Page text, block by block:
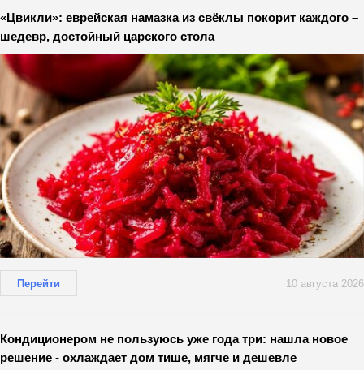
«Цвикли»: еврейская намазка из свёклы покорит каждого –
шедевр, достойный царского стола
Перейти 10 августа 2026
Кондиционером не пользуюсь уже года три: нашла новое
решение - охлаждает дом тише, мягче и дешевле